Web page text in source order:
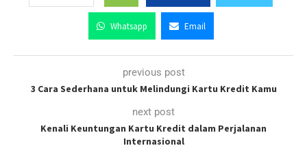
Whatsapp Email
previous post
3 Cara Sederhana untuk Melindungi Kartu Kredit Kamu
next post
Kenali Keuntungan Kartu Kredit dalam Perjalanan
Internasional